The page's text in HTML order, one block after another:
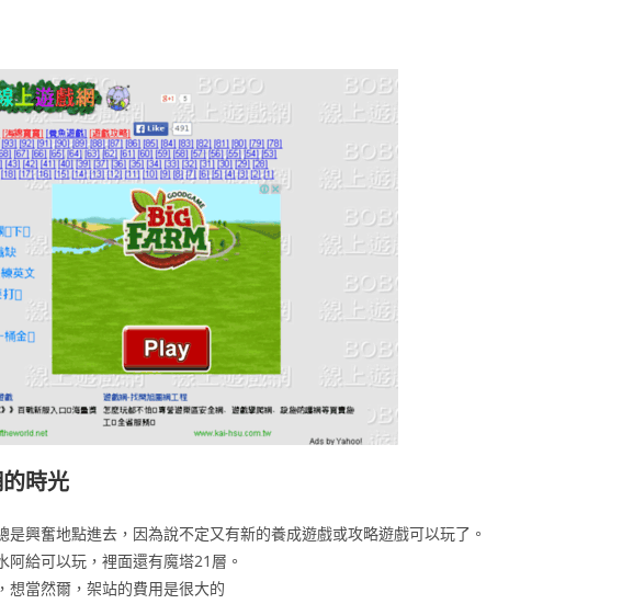
時光
興奮地點進去，因為說不定又有新的養成遊戲或攻略遊戲可以玩了。
給可以玩，裡面還有魔塔21層。
想當然爾，架站的費用是很大的